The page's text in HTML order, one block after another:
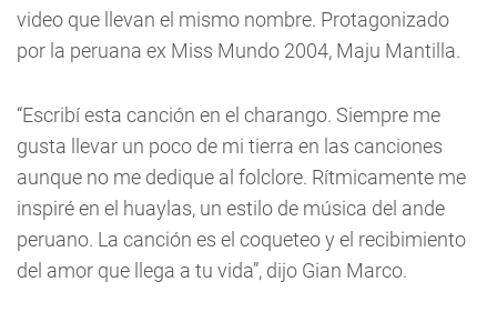
video que llevan el mismo nombre. Protagonizado
por la peruana ex Miss Mundo 2004, Maju Mantilla.
“Escribí esta canción en el charango. Siempre me
gusta llevar un poco de mi tierra en las canciones
aunque no me dedique al folclore. Rítmicamente me
inspiré en el huaylas, un estilo de música del ande
peruano. La canción es el coqueteo y el recibimiento
del amor que llega a tu vida”, dijo Gian Marco.